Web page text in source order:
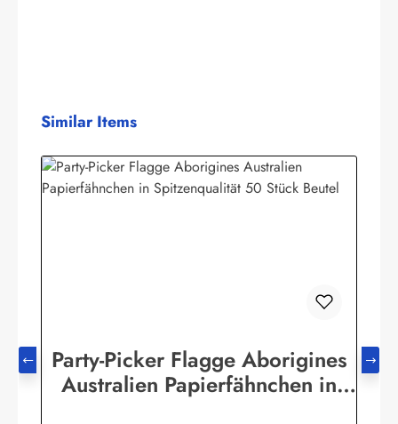
Produktgalerie überspringen
Similar Items
Party-Picker Flagge Aborigines
Australien Papierfähnchen in